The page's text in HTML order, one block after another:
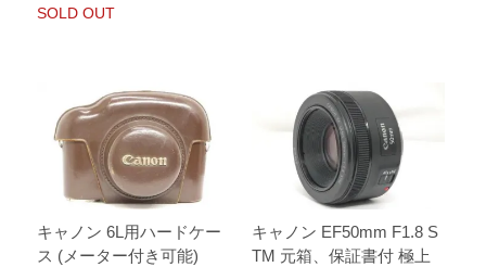
SOLD OUT
キャノン 6L用ハードケー
ス (メーター付き可能)
キャノン EF50mm F1.8 S
TM 元箱、保証書付 極上